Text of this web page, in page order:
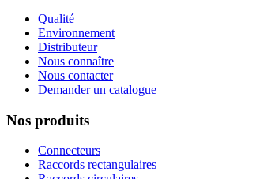
Qualité
Environnement
Distributeur
Nous connaître
Nous contacter
Demander un catalogue
Nos produits
Connecteurs
Raccords rectangulaires